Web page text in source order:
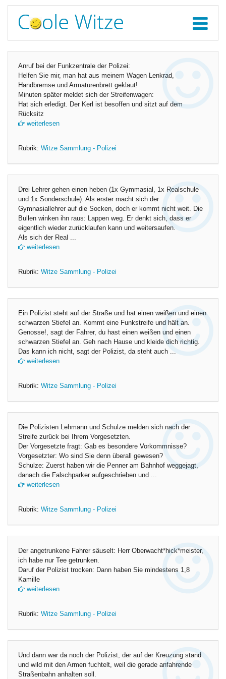
Anruf bei der Funkzentrale der Polizei:
Helfen Sie mir, man hat aus meinem Wagen Lenkrad,
Handbremse und Armaturenbrett geklaut!
Minuten später meldet sich der Streifenwagen:
Hat sich erledigt. Der Kerl ist besoffen und sitzt auf dem
Rücksitz
weiterlesen
Rubrik: Witze Sammlung - Polizei
Drei Lehrer gehen einen heben (1x Gymmasial, 1x Realschule
und 1x Sonderschule). Als erster macht sich der
Gymnasiallehrer auf die Socken, doch er kommt nicht weit. Die
Bullen winken ihn raus: Lappen weg. Er denkt sich, dass er
eigentlich wieder zurücklaufen kann und weitersaufen.
Als sich der Real ...
weiterlesen
Rubrik: Witze Sammlung - Polizei
Ein Polizist steht auf der Straße und hat einen weißen und einen
schwarzen Stiefel an. Kommt eine Funkstreife und hält an.
Genosse!, sagt der Fahrer, du hast einen weißen und einen
schwarzen Stiefel an. Geh nach Hause und kleide dich richtig.
Das kann ich nicht, sagt der Polizist, da steht auch ...
weiterlesen
Rubrik: Witze Sammlung - Polizei
Die Polizisten Lehmann und Schulze melden sich nach der
Streife zurück bei Ihrem Vorgesetzten.
Der Vorgesetzte fragt: Gab es besondere Vorkommnisse?
Vorgesetzter: Wo sind Sie denn überall gewesen?
Schulze: Zuerst haben wir die Penner am Bahnhof weggejagt,
danach die Falschparker aufgeschrieben und ...
weiterlesen
Rubrik: Witze Sammlung - Polizei
Der angetrunkene Fahrer säuselt: Herr Oberwacht*hick*meister,
ich habe nur Tee getrunken.
Daruf der Polizist trocken: Dann haben Sie mindestens 1,8
Kamille
weiterlesen
Rubrik: Witze Sammlung - Polizei
Und dann war da noch der Polizist, der auf der Kreuzung stand
und wild mit den Armen fuchtelt, weil die gerade anfahrende
Straßenbahn anhalten soll.